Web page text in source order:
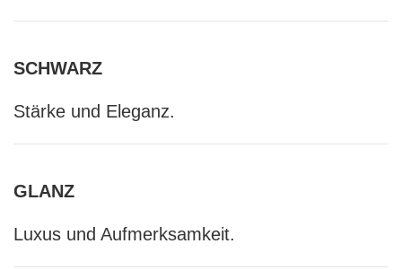
SCHWARZ
Stärke und Eleganz.
GLANZ
Luxus und Aufmerksamkeit.